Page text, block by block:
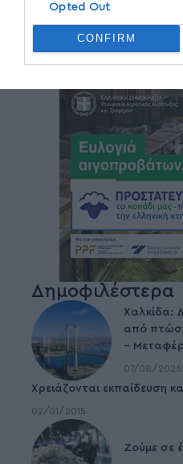
Opted Out
CONFIRM
Δημοφιλέστερα
Χαλκίδα:
από
–
07/08/2026
Χρειάζονται εκπαίδευση
02/01/2015
Ζούμε σε